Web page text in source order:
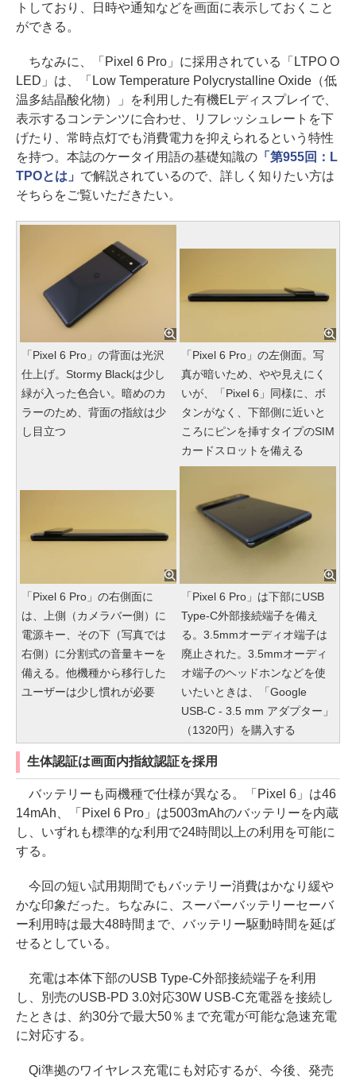
トしており、日時や通知などを画面に表示しておくこと
ができる。
ちなみに、「Pixel 6 Pro」に採用されている「LTPO O
LED」は、「Low Temperature Polycrystalline Oxide（低
温多結晶酸化物）」を利用した有機ELディスプレイで、
表示するコンテンツに合わせ、リフレッシュレートを下
げたり、常時点灯でも消費電力を抑えられるという特性
を持つ。本誌のケータイ用語の基礎知識の「第955回：L
TPOとは」 で解説されているので、詳しく知りたい方は
そちらをご覧いただきたい。
「Pixel 6 Pro」の背面は光沢
仕上げ。Stormy Blackは少し
緑が入った色合い。暗めのカ
ラーのため、背面の指紋は少
し目立つ
「Pixel 6 Pro」の左側面。写
真が暗いため、やや見えにく
いが、「Pixel 6」同様に、ボ
タンがなく、下部側に近いと
ころにピンを挿すタイプのSIM
カードスロットを備える
「Pixel 6 Pro」の右側面に
は、上側（カメラバー側）に
電源キー、その下（写真では
右側）に分割式の音量キーを
備える。他機種から移行した
ユーザーは少し慣れが必要
「Pixel 6 Pro」は下部にUSB
Type-C外部接続端子を備え
る。3.5mmオーディオ端子は
廃止された。3.5mmオーディ
オ端子のヘッドホンなどを使
いたいときは、「Google
USB-C - 3.5 mm アダプター」
（1320円）を購入する
生体認証は画面内指紋認証を採用
バッテリーも両機種で仕様が異なる。「Pixel 6」は46
14mAh、「Pixel 6 Pro」は5003mAhのバッテリーを内蔵
し、いずれも標準的な利用で24時間以上の利用を可能に
する。
今回の短い試用期間でもバッテリー消費はかなり緩や
かな印象だった。ちなみに、スーパーバッテリーセーバ
ー利用時は最大48時間まで、バッテリー駆動時間を延ば
せるとしている。
充電は本体下部のUSB Type-C外部接続端子を利用
し、別売のUSB-PD 3.0対応30W USB-C充電器を接続し
たときは、約30分で最大50％まで充電が可能な急速充電
に対応する。
Qi準拠のワイヤレス充電にも対応するが、今後、発売